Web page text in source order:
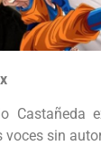
Castañeda
voces sin